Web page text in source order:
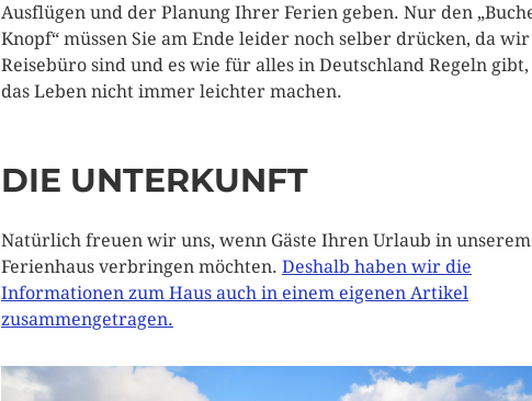
Ausflügen und der Planung Ihrer Ferien geben. Nur den
Knopf“ müssen Sie am Ende leider noch selber drücken, da
Reisebüro sind und es wie für alles in Deutschland Regeln
das Leben nicht immer leichter machen.
DIE UNTERKUNFT
Natürlich freuen wir uns, wenn Gäste Ihren Urlaub in unserem
Ferienhaus verbringen möchten. Deshalb haben wir die
Informationen zum Haus auch in einem eigenen Artikel
zusammengetragen.